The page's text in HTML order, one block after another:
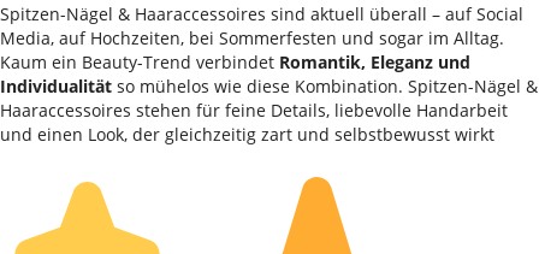
Spitzen-Nägel & Haaraccessoires sind aktuell überall – auf Social
Media, auf Hochzeiten, bei Sommerfesten und sogar im Alltag.
Kaum ein Beauty-Trend verbindet Romantik, Eleganz und
Individualität so mühelos wie diese Kombination. Spitzen-Nägel &
Haaraccessoires stehen für feine Details, liebevolle Handarbeit
und einen Look, der gleichzeitig zart und selbstbewusst wirkt